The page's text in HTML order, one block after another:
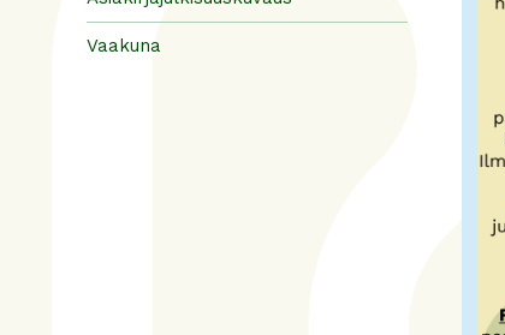
Vaakuna